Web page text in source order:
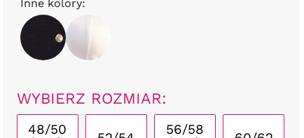
Inne kolory:
WYBIERZ ROZMIAR:
48/50 56/58